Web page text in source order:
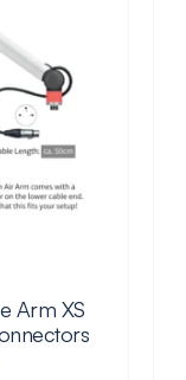
Arm XS